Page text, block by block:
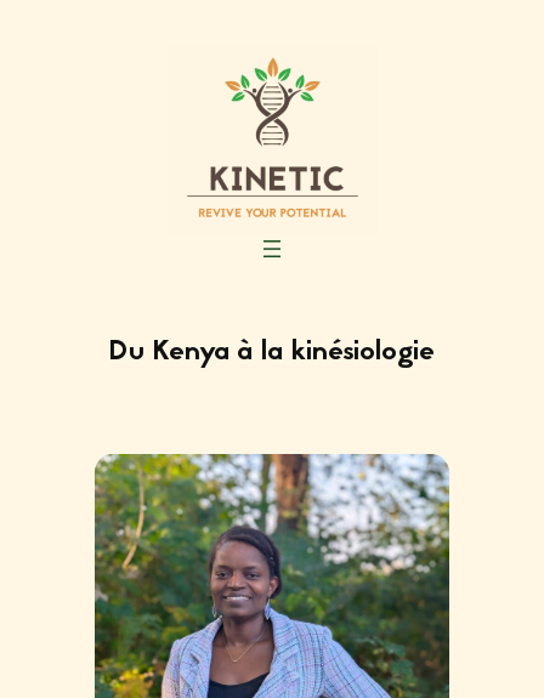
Du Kenya à la kinésiologie